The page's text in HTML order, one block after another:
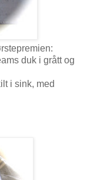
i grått og
med